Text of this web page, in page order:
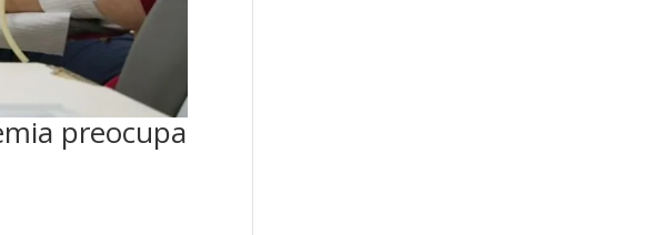
preocupa